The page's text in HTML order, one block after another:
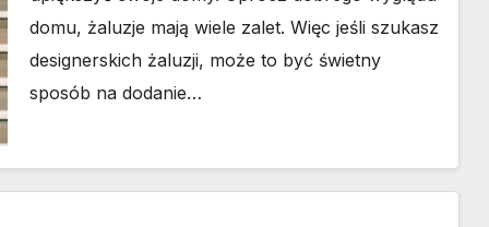
domu, żaluzje mają wiele zalet. Więc jeśli szukasz
designerskich żaluzji, może to być świetny
sposób na dodanie…